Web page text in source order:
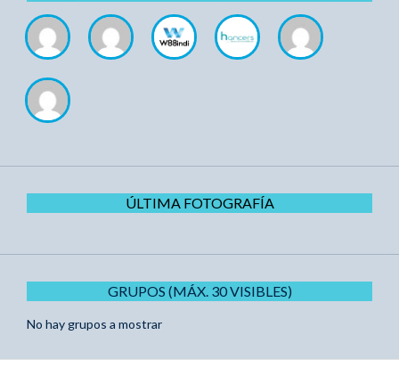
ÚLTIMA FOTOGRAFÍA
GRUPOS (MÁX. 30 VISIBLES)
No hay grupos a mostrar